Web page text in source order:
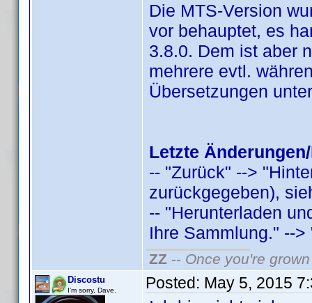
Die MTS-Version
vor behauptet, es
3.8.0. Dem ist aber
mehrere evtl.
Übersetzungen
Letzte
-- "Zurück" -->
zurückgegeben),
-- "Herunterladen
Ihre Sammlung." --
ZZ -- Once you're
Discostu
I'm sorry, Dave. Posted: May 5, 2015